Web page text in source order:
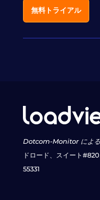
無料トライアル
Dotcom-Monitor によ
ドロード、スイート#820
55331